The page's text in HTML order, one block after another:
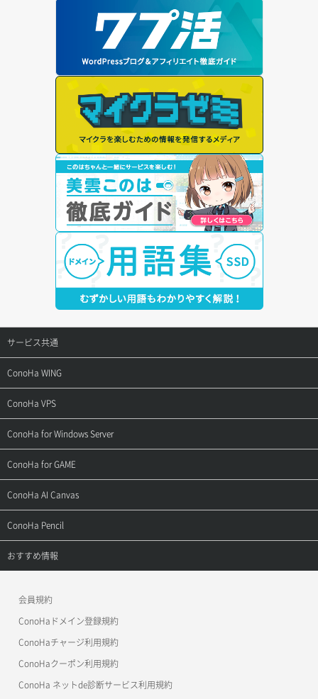
サービス共通
サポートトップ
ご契約・お支払い
用語集
お問い合わせ
ConoHa WING
サポートトップ
ご利用ガイド
お乗り換えガイド
よくある質問
ConoHa VPS
サポートトップ
ご利用ガイド
APIドキュメントVPS2.0
APIドキュメントVPS3.0
ConoHa for Windows Server
サポートトップ
ご利用ガイド
APIドキュメントVPS2.0
APIドキュメントVPS3.0
ConoHa for GAME
サポートトップ
ご利用ガイド
ConoHa AI Canvas
サポートトップ
ご利用ガイド
ConoHa Pencil
サポートトップ
おすすめ情報
美雲このは徹底ガイド
会員規約
ConoHaドメイン登録規約
ConoHaチャージ利用規約
ConoHaクーポン利用規約
ConoHa ネットde診断サービス利用規約